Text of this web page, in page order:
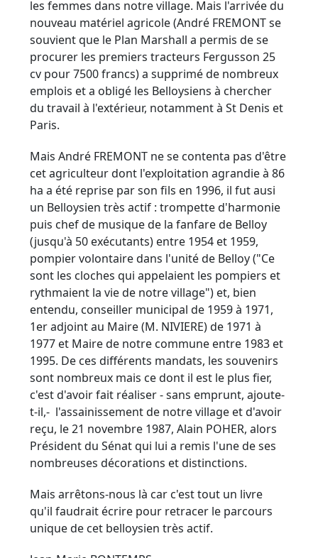
les femmes dans notre village. Mais l'arrivée du
nouveau matériel agricole (André FREMONT se
souvient que le Plan Marshall a permis de se
procurer les premiers tracteurs Fergusson 25
cv pour 7500 francs) a supprimé de nombreux
emplois et a obligé les Belloysiens à chercher
du travail à l'extérieur, notamment à St Denis et
Paris.
Mais André FREMONT ne se contenta pas d'être
cet agriculteur dont l'exploitation agrandie à 86
ha a été reprise par son fils en 1996, il fut ausi
un Belloysien très actif : trompette d'harmonie
puis chef de musique de la fanfare de Belloy
(jusqu'à 50 exécutants) entre 1954 et 1959,
pompier volontaire dans l'unité de Belloy ("Ce
sont les cloches qui appelaient les pompiers et
rythmaient la vie de notre village") et, bien
entendu, conseiller municipal de 1959 à 1971,
1er adjoint au Maire (M. NIVIERE) de 1971 à
1977 et Maire de notre commune entre 1983 et
1995. De ces différents mandats, les souvenirs
sont nombreux mais ce dont il est le plus fier,
c'est d'avoir fait réaliser - sans emprunt, ajoute-
t-il,- l'assainissement de notre village et d'avoir
reçu, le 21 novembre 1987, Alain POHER, alors
Président du Sénat qui lui a remis l'une de ses
nombreuses décorations et distinctions.
Mais arrêtons-nous là car c'est tout un livre
qu'il faudrait écrire pour retracer le parcours
unique de cet belloysien très actif.